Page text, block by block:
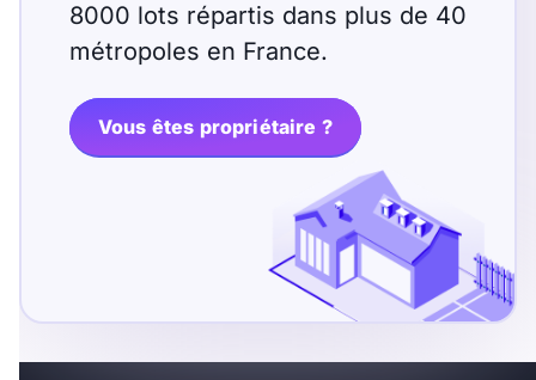
T7 T8 T9
T13 T14 T15
m2
m2
8000 lots répartis dans plus de 40
métropoles en France.
Vous êtes propriétaire ?